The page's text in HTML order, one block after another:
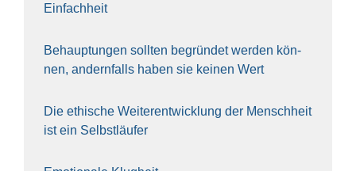
Ein­fach­heit
Behaup­tun­gen soll­ten begrün­det wer­den kön­
nen, andern­falls haben sie kei­nen Wert
Die ethi­sche Wei­ter­ent­wick­lung der Mensch­heit
ist ein Selbst­läu­fer